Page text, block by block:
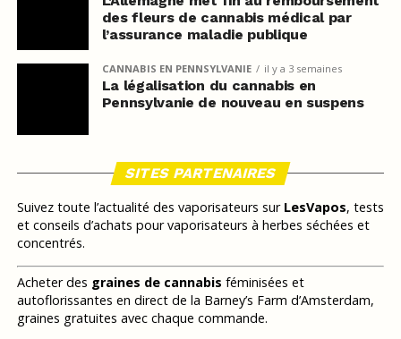
des fleurs de cannabis médical par
l’assurance maladie publique
CANNABIS EN PENNSYLVANIE il y a 3 semaines
La légalisation du cannabis en
Pennsylvanie de nouveau en suspens
SITES PARTENAIRES
Suivez toute l’actualité des vaporisateurs sur LesVapos, tests
et conseils d’achats pour vaporisateurs à herbes séchées et
concentrés.
Acheter des graines de cannabis féminisées et
autoflorissantes en direct de la Barney’s Farm d’Amsterdam,
graines gratuites avec chaque commande.